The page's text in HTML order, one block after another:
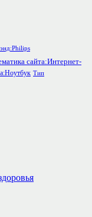
сайта:Интернет-
Тип